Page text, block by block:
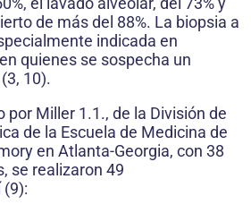
de más del 88%. La biopsia a
indicada en
quienes se sospecha un
10).
por Miller 1.1., de la División de
de la Escuela de Medicina de
en Atlanta-Georgia, con 38
se realizaron 49